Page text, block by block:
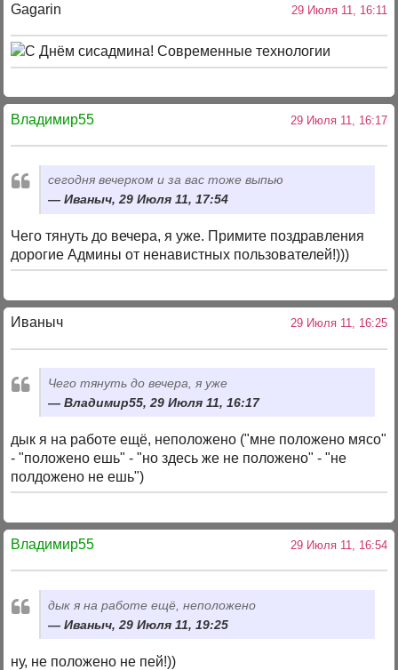
Gagarin 29 Июля 11, 16:11
Владимир55 29 Июля 11, 16:17
сегодня вечерком и за вас тоже выпью
Иваныч, 29 Июля 11, 17:54
Чего тянуть до вечера, я уже. Примите поздравления
дорогие Админы от ненавистных пользователей!)))
Иваныч 29 Июля 11, 16:25
Чего тянуть до вечера, я уже
Владимир55, 29 Июля 11, 16:17
дык я на работе ещё, неположено ("мне положено мясо"
- "положено ешь" - "но здесь же не положено" - "не
полдожено не ешь")
Владимир55 29 Июля 11, 16:54
дык я на работе ещё, неположено
Иваныч, 29 Июля 11, 19:25
ну, не положено не пей!))